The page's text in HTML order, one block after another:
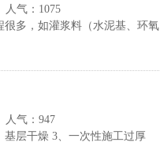
气：1075
，如灌浆料（水泥基、环氧
气：947
层干燥 3、一次性施工过厚